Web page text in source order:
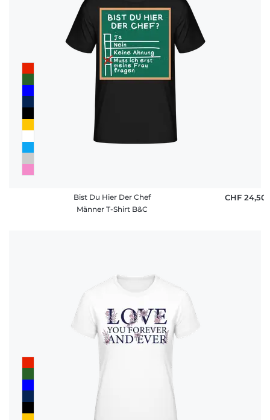
Bist Du Hier Der Chef
Männer T-Shirt B&C
CHF 24,50